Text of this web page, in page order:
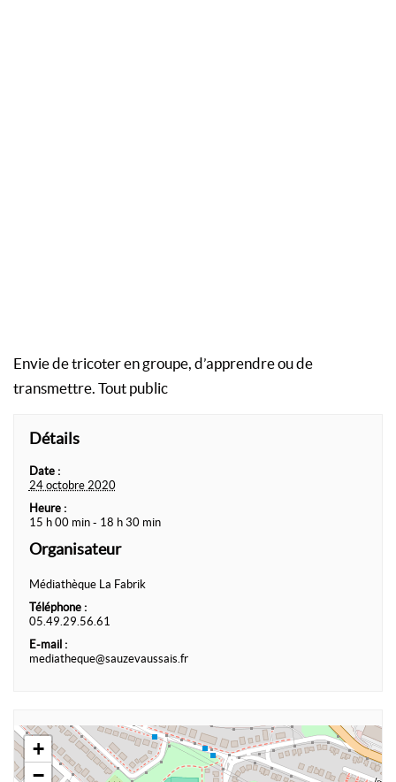
Envie de tricoter en groupe, d’apprendre ou de
transmettre. Tout public
Détails
Date :
24 octobre 2020
Heure :
15 h 00 min - 18 h 30 min
Organisateur
Médiathèque La Fabrik
Téléphone :
05.49.29.56.61
E-mail :
mediatheque@sauzevaussais.fr
+
−